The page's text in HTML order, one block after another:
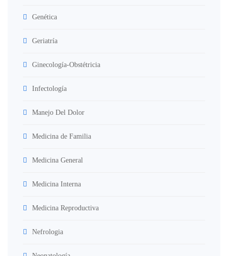
Genética
Geriatría
Ginecología-Obstétricia
Infectología
Manejo Del Dolor
Medicina de Familia
Medicina General
Medicina Interna
Medicina Reproductiva
Nefrologia